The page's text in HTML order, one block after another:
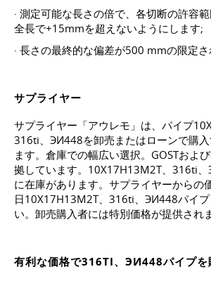
· 測定可能な長さの倍で、各切断の許容
全長で+15mmを超えないようにします;
· 長さの最終的な偏差が500 mmの限定さ
サプライヤー
サプライヤー「アウレモ」は、パイプ
316ti、ЭИ448を卸売またはローンで購入
ます。倉庫での幅広い選択。GOSTおよ
拠しています。10Х17Н13М2Т、316ti、
に在庫があります。サプライヤーからの
日10Х17Н13М2Т、316ti、ЭИ448パイプ
い。卸売購入者には特別価格が提供されま
有利な価格で316TI、ЭИ448パイプを